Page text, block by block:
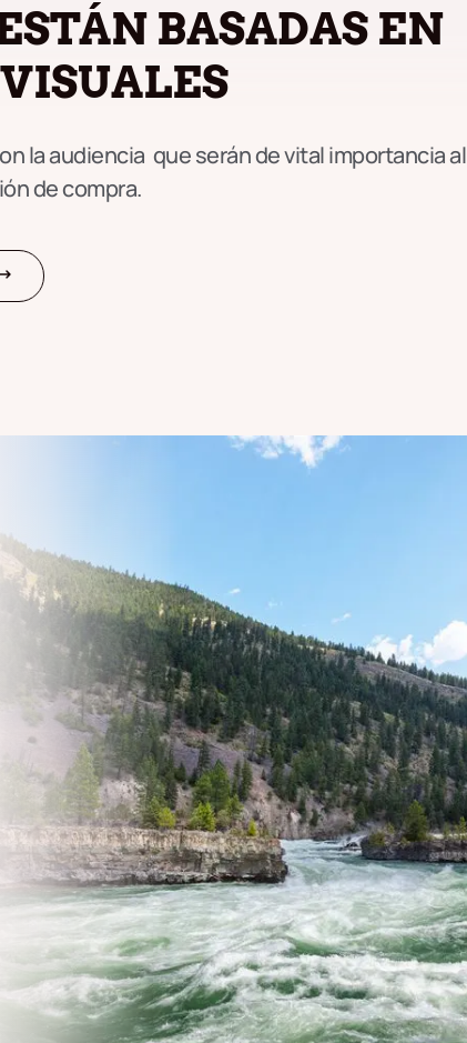
BASADAS EN
la audiencia que serán de vital importancia al
de compra.